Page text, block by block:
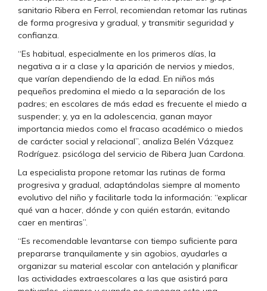
sanitario Ribera en Ferrol, recomiendan retomar las rutinas
de forma progresiva y gradual, y transmitir seguridad y
confianza.
“Es habitual, especialmente en los primeros días, la
negativa a ir a clase y la aparición de nervios y miedos,
que varían dependiendo de la edad. En niños más
pequeños predomina el miedo a la separación de los
padres; en escolares de más edad es frecuente el miedo a
suspender; y, ya en la adolescencia, ganan mayor
importancia miedos como el fracaso académico o miedos
de carácter social y relacional”, analiza Belén Vázquez
Rodríguez. psicóloga del servicio de Ribera Juan Cardona.
La especialista propone retomar las rutinas de forma
progresiva y gradual, adaptándolas siempre al momento
evolutivo del niño y facilitarle toda la información: “explicar
qué van a hacer, dónde y con quién estarán, evitando
caer en mentiras”.
“Es recomendable levantarse con tiempo suficiente para
prepararse tranquilamente y sin agobios, ayudarles a
organizar su material escolar con antelación y planificar
las actividades extraescolares a las que asistirá para